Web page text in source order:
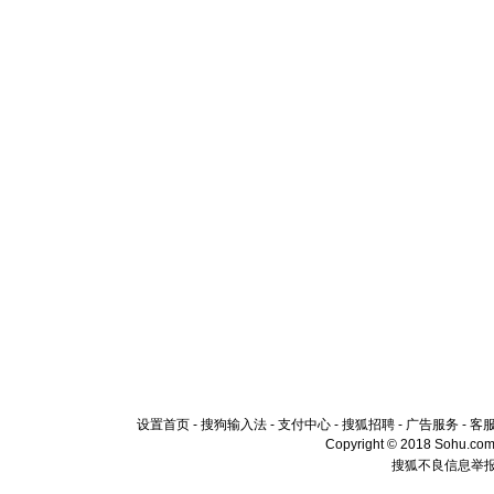
设置首页 - 搜狗输入法 - 支付中心 - 搜狐招聘 - 广告服务 - 客
Copyright © 2018
搜狐不良信息举